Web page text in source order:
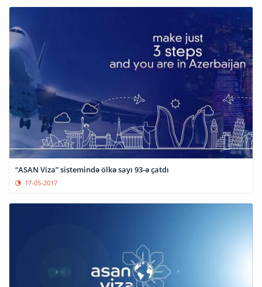
“ASAN Viza” sistemində ölkə sayı 93-ə çatdı
17-05-2017